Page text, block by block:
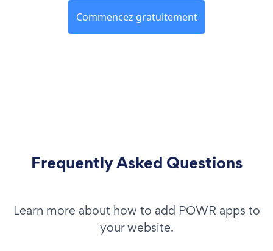
Commencez gratuitement
Frequently Asked Questions
Learn more about how to add POWR apps to
your website.